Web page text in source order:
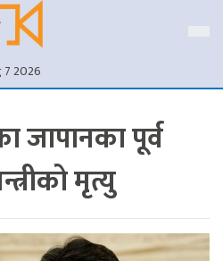
7 2026
जापानका पूर्व
मृत्यु